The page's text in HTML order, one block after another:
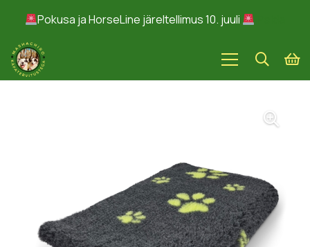
Pokusa ja HorseLine järeltellimus 10. juuli